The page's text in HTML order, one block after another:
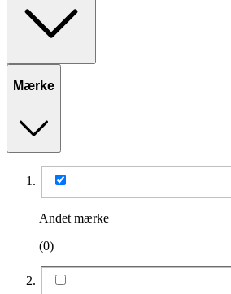
Mærke
Andet mærke
(0)